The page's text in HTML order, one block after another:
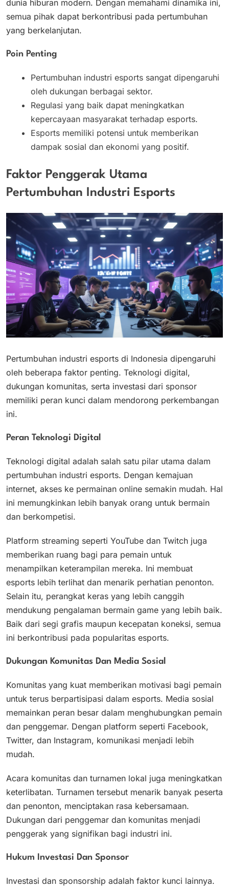
dunia hiburan modern. Dengan memahami dinamika ini,
semua pihak dapat berkontribusi pada pertumbuhan
yang berkelanjutan.
Poin Penting
Pertumbuhan industri esports sangat dipengaruhi
oleh dukungan berbagai sektor.
Regulasi yang baik dapat meningkatkan
kepercayaan masyarakat terhadap esports.
Esports memiliki potensi untuk memberikan
dampak sosial dan ekonomi yang positif.
Faktor Penggerak Utama
Pertumbuhan Industri Esports
Pertumbuhan industri esports di Indonesia dipengaruhi
oleh beberapa faktor penting. Teknologi digital,
dukungan komunitas, serta investasi dari sponsor
memiliki peran kunci dalam mendorong perkembangan
ini.
Peran Teknologi Digital
Teknologi digital adalah salah satu pilar utama dalam
pertumbuhan industri esports. Dengan kemajuan
internet, akses ke permainan online semakin mudah. Hal
ini memungkinkan lebih banyak orang untuk bermain
dan berkompetisi.
Platform streaming seperti YouTube dan Twitch juga
memberikan ruang bagi para pemain untuk
menampilkan keterampilan mereka. Ini membuat
esports lebih terlihat dan menarik perhatian penonton.
Selain itu, perangkat keras yang lebih canggih
mendukung pengalaman bermain game yang lebih baik.
Baik dari segi grafis maupun kecepatan koneksi, semua
ini berkontribusi pada popularitas esports.
Dukungan Komunitas Dan Media Sosial
Komunitas yang kuat memberikan motivasi bagi pemain
untuk terus berpartisipasi dalam esports. Media sosial
memainkan peran besar dalam menghubungkan pemain
dan penggemar. Dengan platform seperti Facebook,
Twitter, dan Instagram, komunikasi menjadi lebih
mudah.
Acara komunitas dan turnamen lokal juga meningkatkan
keterlibatan. Turnamen tersebut menarik banyak peserta
dan penonton, menciptakan rasa kebersamaan.
Dukungan dari penggemar dan komunitas menjadi
penggerak yang signifikan bagi industri ini.
Hukum Investasi Dan Sponsor
Investasi dan sponsorship adalah faktor kunci lainnya.